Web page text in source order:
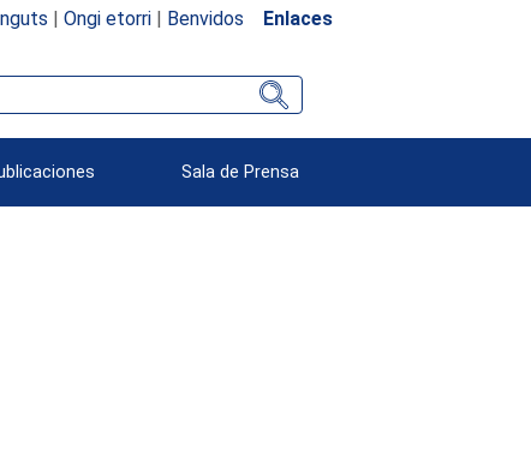
| Ongi etorri| Benvidos Enlaces
Sala de Prensa